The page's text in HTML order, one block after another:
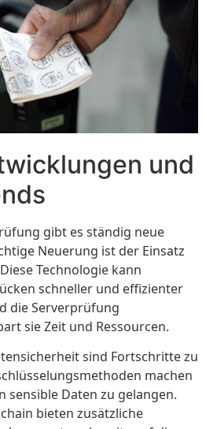
und
gibt es ständig neue
Neuerung ist der Einsatz
Technologie kann
schneller und effizienter
die Serverprüfung
sie Zeit und Ressourcen.
sind Fortschritte zu
machen
sensible Daten zu gelangen.
bieten zusätzliche